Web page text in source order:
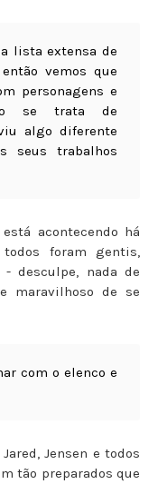
lista extensa de
vemos que
personagens e
se trata de
algo diferente
seus trabalhos
acontecendo há
foram gentis,
desculpe, nada de
maravilhoso de se
com o elenco e
Jensen e todos
tão preparados que